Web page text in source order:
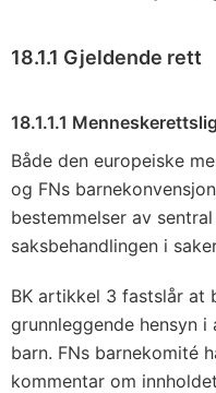
18.1.1 Gjeldende rett
18.1.1.1
Både den europeiske
og FNs
bestemmelser av
saksbehandlingen i
BK artikkel 3 fastslår at
grunnleggende hensyn
barn. FNs barnekomité
kommentar om